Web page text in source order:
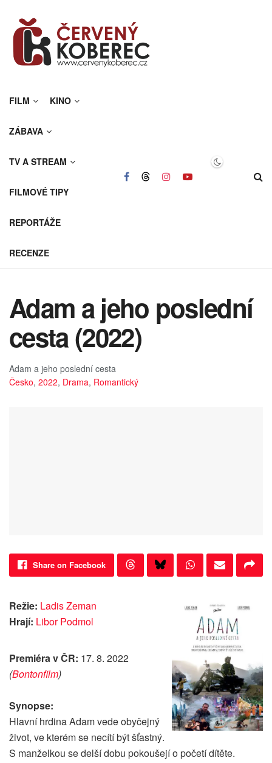
FILM KINO
ZÁBAVA
TV A STREAM
FILMOVÉ TIPY
REPORTÁŽE
RECENZE
Adam a jeho poslední
cesta (2022)
Adam a jeho poslední cesta
Česko, 2022, Drama, Romantický
Share on Facebook
Režie: Ladis Zeman
Hrají: Libor Podmol
Premiéra v ČR: 17. 8. 2022
(Bontonfilm)
Synopse:
Hlavní hrdina Adam vede obyčejný
život, ve kterém se necítí být šťastný.
S manželkou se delší dobu pokoušejí o početí dítěte.